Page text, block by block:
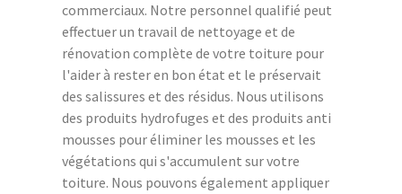
commerciaux. Notre personnel qualifié peut
effectuer un travail de nettoyage et de
rénovation complète de votre toiture pour
l'aider à rester en bon état et le préservait
des salissures et des résidus. Nous utilisons
des produits hydrofuges et des produits anti
mousses pour éliminer les mousses et les
végétations qui s'accumulent sur votre
toiture. Nous pouvons également appliquer